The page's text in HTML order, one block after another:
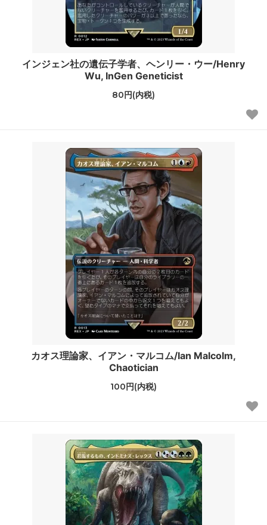
インジェン社の遺伝子学者、ヘンリー・ウー/Henry
Wu, InGen Geneticist
80円(内税)
カオス理論家、イアン・マルコム/Ian Malcolm,
Chaotician
100円(内税)